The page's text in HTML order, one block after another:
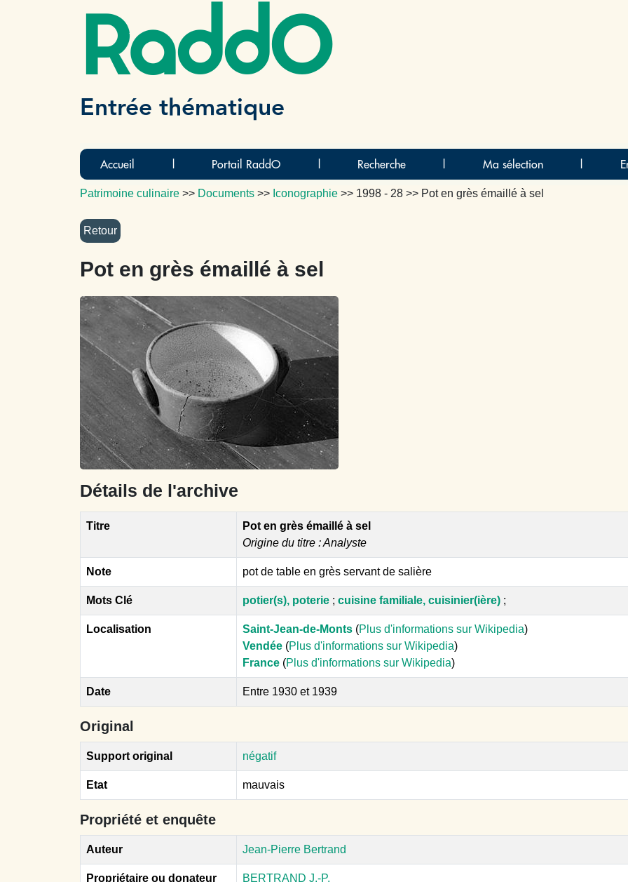
RaddO
Entrée thématique
Accueil Portail RaddO Recherche Ma sélection
Patrimoine culinaire >> Documents >> Iconographie >> 1998 - 28 >> Pot en grès émaillé à sel
Pot en grès émaillé à sel
Détails de l'archive
Titre
Pot en grès émaillé à sel
Origine du titre : Analyste
Note pot de table en grès servant de salière
Mots Clé potier(s), poterie ; cuisine familiale, cuisinier(ière) ;
Localisation Saint-Jean-de-Monts (Plus d'informations sur Wikipedia)
Vendée (Plus d'informations sur Wikipedia)
France (Plus d'informations sur Wikipedia)
Date Entre 1930 et 1939
Original
Support original négatif
Etat mauvais
Propriété et enquête
Auteur Jean-Pierre Bertrand
Propriétaire ou donateur
BERTRAND J.-P.